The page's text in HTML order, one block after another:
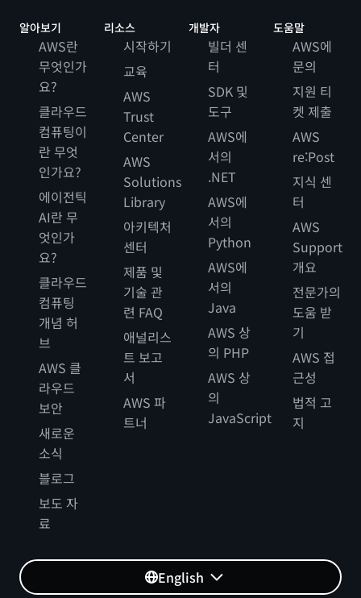
알아보기
AWS란
무엇인가
요?
클라우드
컴퓨팅이
란 무엇
인가요?
에이전틱
AI란 무
엇인가
요?
클라우드
컴퓨팅
개념 허
브
AWS 클
라우드
보안
새로운
소식
블로그
보도 자
료
리소스
시작하기
교육
AWS
Trust
Center
AWS
Solutions
Library
아키텍처
센터
제품 및
기술 관
련 FAQ
애널리스
트 보고
서
AWS 파
트너
개발자
빌더 센
터
SDK 및
도구
AWS에
서의
.NET
AWS에
서의
Python
AWS에
서의
Java
AWS 상
의 PHP
AWS 상
의
JavaScript
도움말
AWS에
문의
지원 티
켓 제출
AWS
re:Post
지식 센
터
AWS
Support
개요
전문가의
도움 받
기
AWS 접
근성
법적 고
지
English